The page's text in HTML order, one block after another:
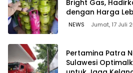
Bright Gas,
dengan Harga
NEWS Jumat, 17 Juli
Pertamina Patra
Sulawesi